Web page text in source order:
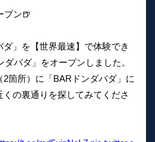
プン🍺
」を【世界最速】で体験でき
バダ」をオープンしました。
箇所）に「BARドンダバダ」に
の裏通りを探してみてくださ